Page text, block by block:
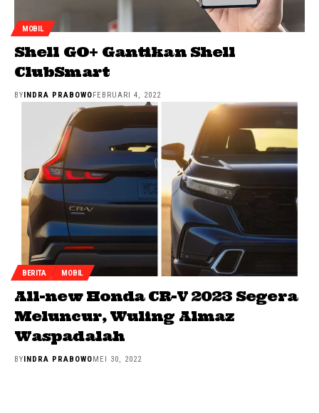
MOBIL
Shell GO+ Gantikan Shell
ClubSmart
BY INDRA PRABOWO FEBRUARI 4, 2022
BERITA MOBIL
All-new Honda CR-V 2023 Segera
Meluncur, Wuling Almaz
Waspadalah
BY INDRA PRABOWO MEI 30, 2022